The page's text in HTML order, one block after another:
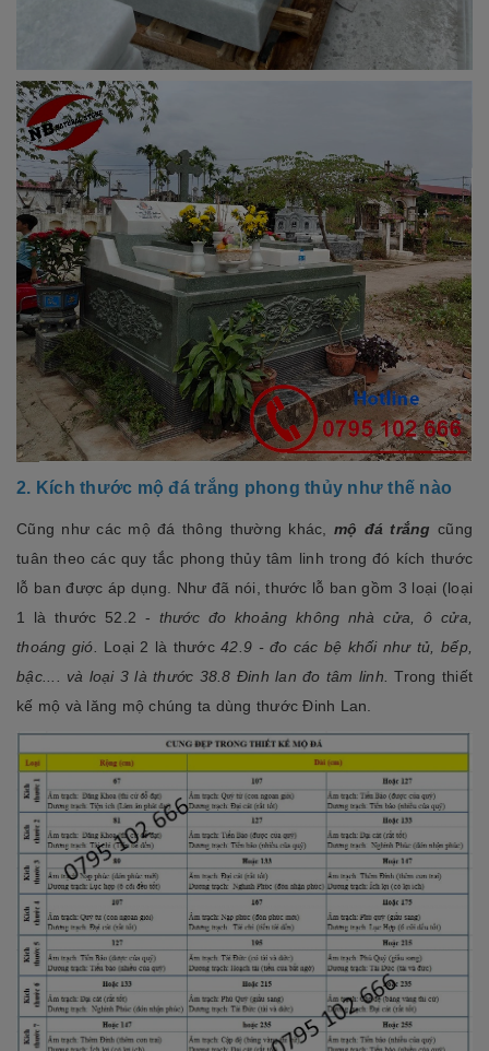
2. Kích thước mộ đá trắng phong thủy như thế nào
Cũng như các mộ đá thông thường khác, mộ đá trắng cũng
tuân theo các quy tắc phong thủy tâm linh trong đó kích thước
lỗ ban được áp dụng. Như đã nói, thước lỗ ban gồm 3 loại (loại
1 là thước 52.2 - thước đo khoảng không nhà cửa, ô cửa,
thoáng gió. Loại 2 là thước42.9 - đo các bệ khối như tủ, bếp,
bậc.... và loại 3 là thước 38.8 Đinh lan đo tâm linh.Trong thiết
kế mộ và lăng mộ chúng ta dùng thước Đinh Lan.